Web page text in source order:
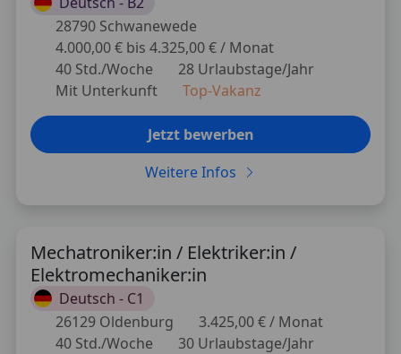
28790 Schwanewede
4.000,00 € bis 4.325,00 € / Monat
40 Std./Woche
28 Urlaubstage/Jahr
Mit Unterkunft
Top-Vakanz
Jetzt bewerben
Weitere Infos
Mechatroniker:in / Elektriker:in /
Elektromechaniker:in
Deutsch - C1
26129 Oldenburg
3.425,00 € / Monat
40 Std./Woche
30 Urlaubstage/Jahr